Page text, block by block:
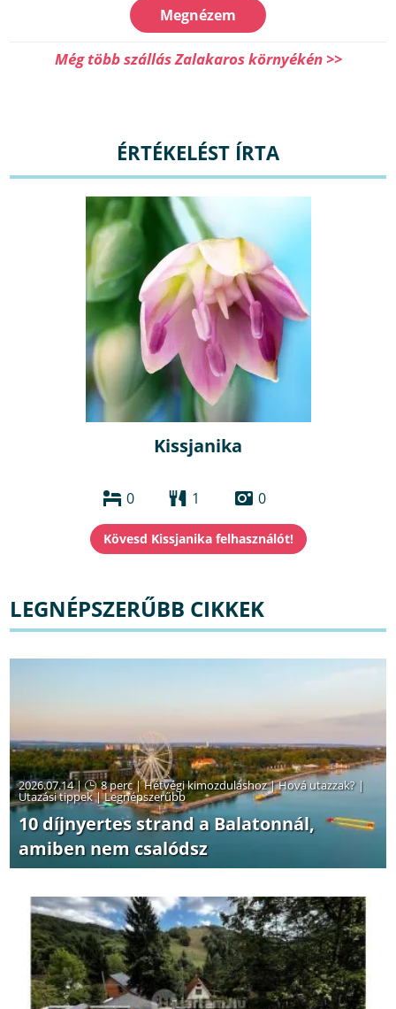
Megnézem
Még több szállás Zalakaros környékén >>
ÉRTÉKELÉST ÍRTA
Kissjanika
0 1 0
LEGNÉPSZERŰBB CIKKEK
2026.07.14 | 8 perc|Hétvégi kimozduláshoz|Hová utazzak? |
Utazási tippek|Legnépszerűbb
10 díjnyertes strand a Balatonnál,
amiben nem csalódsz